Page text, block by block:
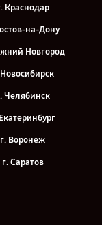
Краснодар
на-Дону
Новгород
Челябинск
Воронеж
Саратов
Киров